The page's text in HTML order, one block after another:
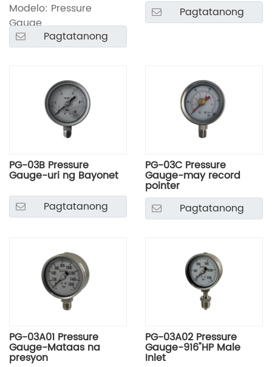
Modelo: Pressure
Gauge
Pagtatanong
Pagtatanong
PG-03B Pressure
Gauge-uri ng Bayonet
Pagtatanong
PG-03C Pressure
Gauge-may record
pointer
Pagtatanong
PG-03A01 Pressure
Gauge-Mataas na
presyon
PG-03A02 Pressure
Gauge-916"HP Male
Inlet